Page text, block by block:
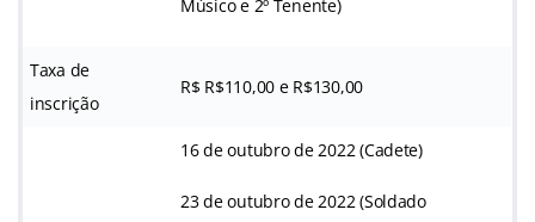
Músico e 2º Tenente)
Taxa de
inscrição
R$ R$110,00 e R$130,00
16 de outubro de 2022 (Cadete)
23 de outubro de 2022 (Soldado